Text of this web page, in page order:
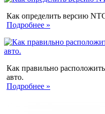
Как определить версию
Подробнее »
Как правильно
авто.
Подробнее »